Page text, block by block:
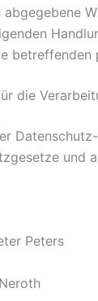
betreffenden
die
und
Peters